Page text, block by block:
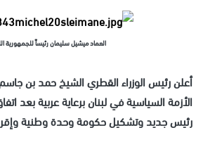
العماد ميشيل سليمان رئيساً للجمهورية
أعلن رئيس الوزراء القطري الشيخ حمد بن جاسم
الأزمة السياسية في لبنان برعاية عربية بعد
رئيس جديد وتشكيل حكومة وحدة وطنية